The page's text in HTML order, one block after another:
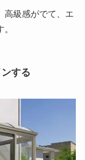
高級感がでて、エ
する